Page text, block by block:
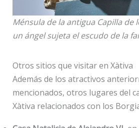
Ménsula de la antigua Capilla de
un ángel sujeta el escudo de la
Otros sitios que visitar en Xàtiva
Además de los atractivos
mencionados, otros lugares del
Xàtiva relacionados con los